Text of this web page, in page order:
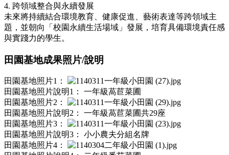
4. 跨領域整合與永續發展
未來將持續結合環境教育、健康促進、藝術表達等跨領域主
題，並朝向「校園永續生活場域」發展，培育具備環境責任感
與實踐力的學生。
田園基地成果照片/說明
田園基地照片1：
田園基地照片說明1：
一年級萵苣菜圃
田園基地照片2：
田園基地照片說明2：
一年級萵苣菜圃共29座
田園基地照片3：
田園基地照片說明3：
小小農夫分組名牌
田園基地照片4：